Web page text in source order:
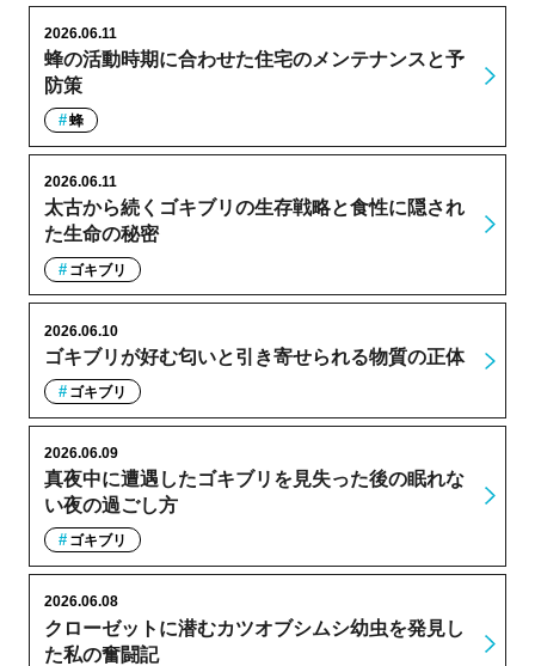
蜂の活動時期に合わせた住宅のメンテナンスと予
防策
2026.06.11
蜂
太古から続くゴキブリの生存戦略と食性に隠され
た生命の秘密
2026.06.11
ゴキブリ
ゴキブリが好む匂いと引き寄せられる物質の正体
2026.06.10
ゴキブリ
真夜中に遭遇したゴキブリを見失った後の眠れな
い夜の過ごし方
2026.06.09
ゴキブリ
クローゼットに潜むカツオブシムシ幼虫を発見し
た私の奮闘記
2026.06.08